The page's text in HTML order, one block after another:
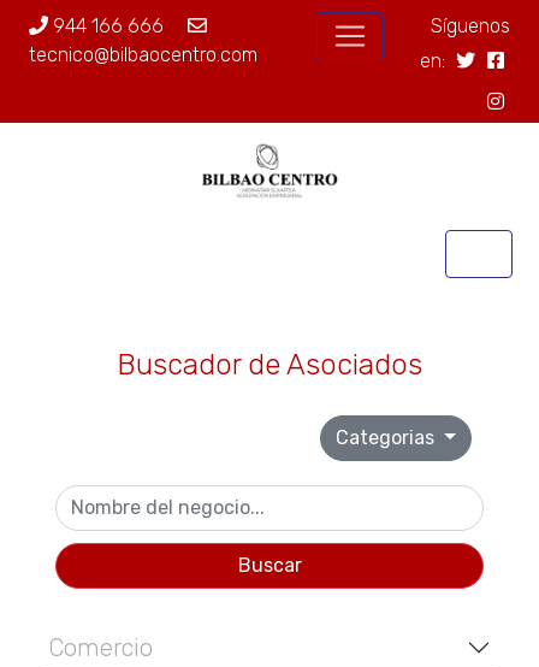
944 166 666
tecnico@bilbaocentro.com
Síguenos
en:
Buscador de Asociados
Categorias
Buscar
Comercio